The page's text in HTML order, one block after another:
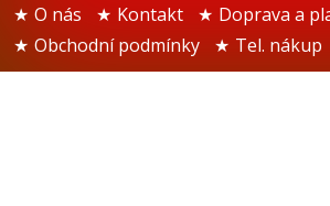
O nás Kontakt
Doprava a
Obchodní podmínky
Tel. nákup